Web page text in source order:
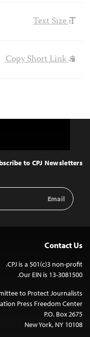
Text Size
Copy Short Link
Top
to CPJ Newsletters:
Email
Address
Contact Us
CPJ is a 501(c)3 non-profit.
Our EIN is 13-3081500.
to Protect Journalists
Press Freedom Center
P.O. Box 2675
New York, NY 10108